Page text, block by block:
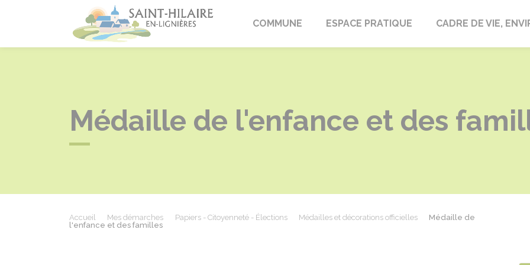
Saint-Hilaire-en-Lignières
COMMUNE ESPACE PRATIQUE CADRE DE VIE,
Médaille de l'enfance et des
Accueil Mes démarches Papiers - Citoyenneté - Élections Médailles et décorations officielles
Médaille de
l'enfance et des familles